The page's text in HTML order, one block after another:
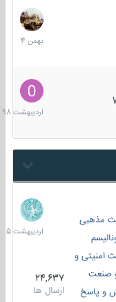
30
بهمن
1404
10
1398
و اطلاعاتی
پاسخ
24,637
ارسال ها
8
1405